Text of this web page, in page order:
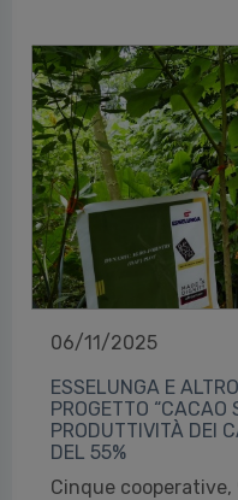
06/11/2025
ESSELUNGA E
PROGETTO “CACAO
PRODUTTIVITÀ DEI
DEL 55%
Cinque